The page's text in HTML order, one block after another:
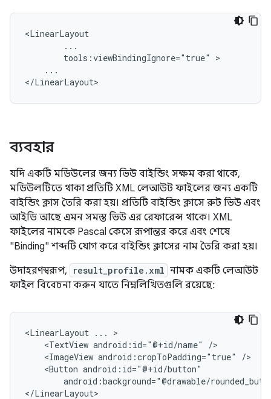
tools:viewBindingIgnore="true"
...
ব্যবহার
যদি একটি মডিউলের জন্য ভিউ বাইন্ডিং সক্ষম করা থাকে,
মডিউলটিতে থাকা প্রতিটি XML লেআউট ফাইলের জন্য একটি
বাইন্ডিং ক্লাস তৈরি করা হয়। প্রতিটি বাইন্ডিং ক্লাসে রুট ভিউ এবং
আইডি আছে এমন সমস্ত ভিউ এর রেফারেন্স থাকে। XML
ফাইলের নামকে Pascal কেসে রূপান্তর করে এবং শেষে
"Binding" শব্দটি যোগ করে বাইন্ডিং ক্লাসের নাম তৈরি করা হয়।
উদাহরণস্বরূপ,
result_profile.xml নামক একটি লেআউট
ফাইল বিবেচনা করুন যাতে নিম্নলিখিতগুলি রয়েছে:
<LinearLayout ...
<TextView android:id="@+id/name"
<ImageView android:cropToPadding="true"
<Button
android:background="@drawable/